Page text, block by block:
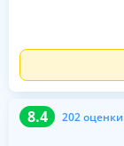
8.4 202 оценки
8.4 202 оценки